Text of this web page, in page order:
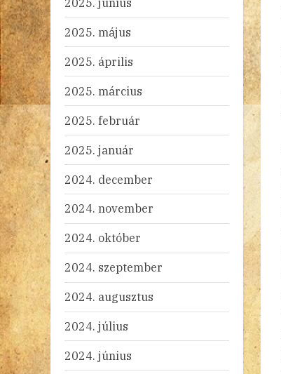
2025. május
2025. április
2025. március
2025. február
2025. január
2024. december
2024. november
2024. október
2024. szeptember
2024. augusztus
2024. július
2024. június